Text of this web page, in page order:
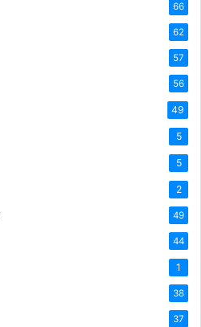
66
62
57
56
49
5
5
2
49
44
1
38
37